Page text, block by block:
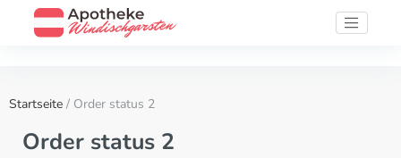
Startseite / Order status 2
Order status 2